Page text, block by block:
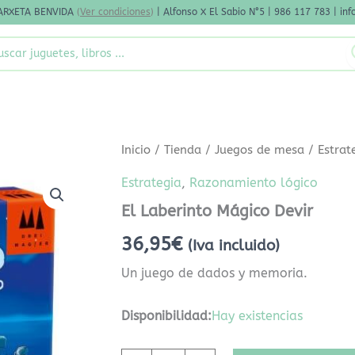
BENVIDA (Ver condiciones) | Alfonso X El Sabio N°5 | 986 117 783 |
Inicio /Tienda /Juegos de mesa /
Estrategia, Razonamiento lógico
El Laberinto Mágico Devir
36,95€ (Iva incluido)
Un juego de dados y memoria.
Disponibilidad: Hay existencias
El
Mágico
cantidad